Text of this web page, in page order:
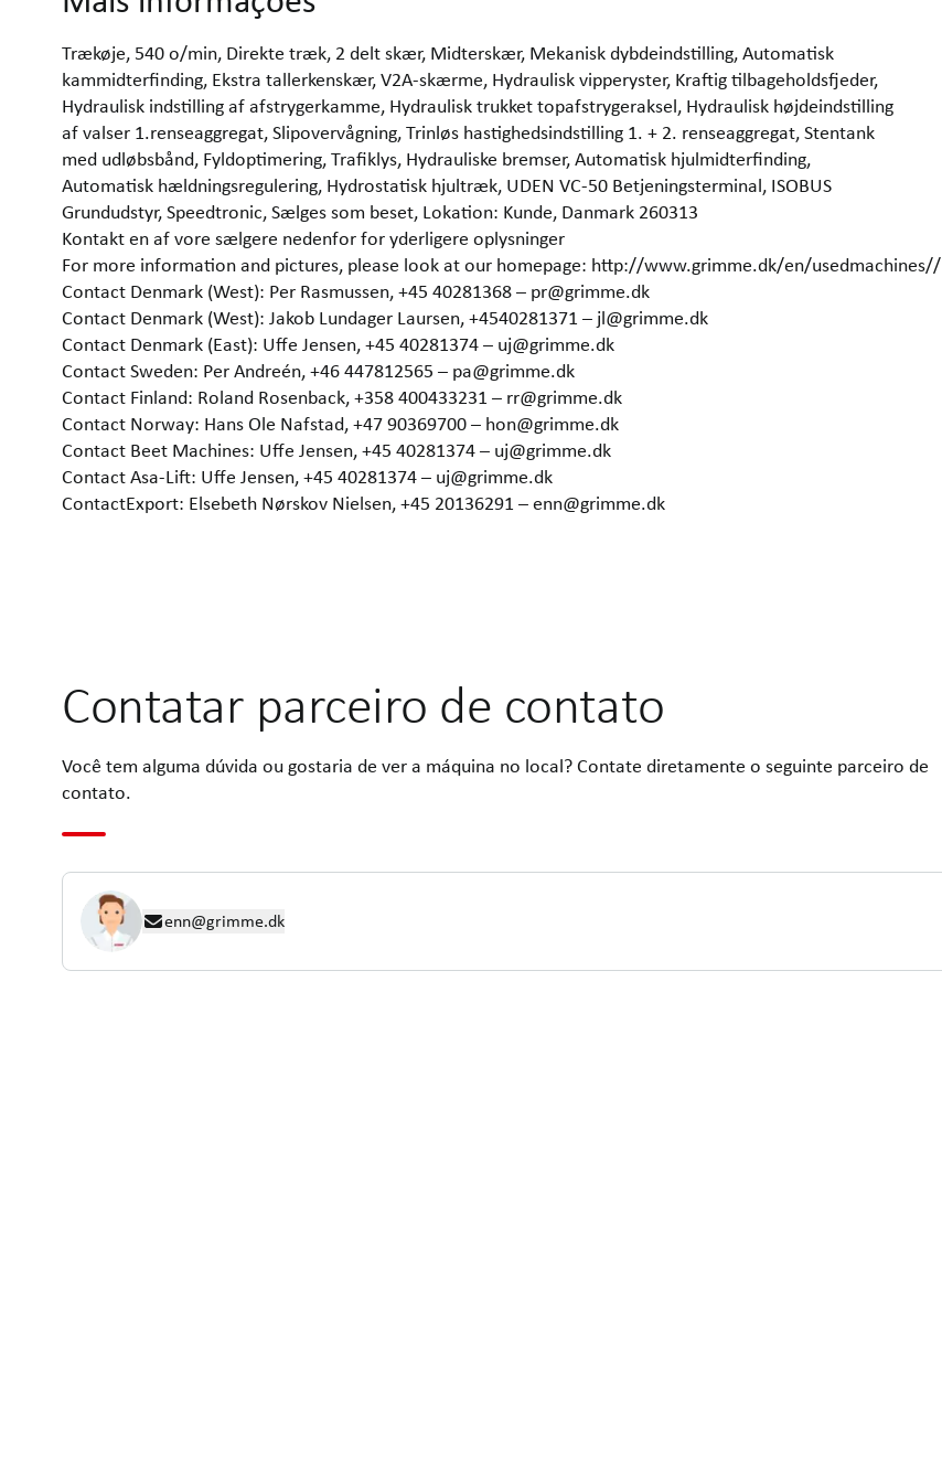
Trækøje, 540 o/min, Direkte træk, 2 delt skær, Midterskær, Mekanisk dybdeindstilling, Automatisk
kammidterfinding, Ekstra tallerkenskær, V2A-skærme, Hydraulisk vipperyster, Kraftig tilbageholdsfjeder,
Hydraulisk indstilling af afstrygerkamme, Hydraulisk trukket topafstrygeraksel, Hydraulisk højdeindstilling
af valser 1.renseaggregat, Slipovervågning, Trinløs hastighedsindstilling 1. + 2. renseaggregat, Stentank
med udløbsbånd, Fyldoptimering, Trafiklys, Hydrauliske bremser, Automatisk hjulmidterfinding,
Automatisk hældningsregulering, Hydrostatisk hjultræk, UDEN VC-50 Betjeningsterminal, ISOBUS
Grundudstyr, Speedtronic, Sælges som beset, Lokation: Kunde, Danmark 260313
Kontakt en af vore sælgere nedenfor for yderligere oplysninger
For more information and pictures, please look at our homepage: http://www.grimme.dk/en/usedmachines//
Contact Denmark (West): Per Rasmussen, +45 40281368 – pr@grimme.dk
Contact Denmark (West): Jakob Lundager Laursen, +4540281371 – jl@grimme.dk
Contact Denmark (East): Uffe Jensen, +45 40281374 – uj@grimme.dk
Contact Sweden: Per Andreén, +46 447812565 – pa@grimme.dk
Contact Finland: Roland Rosenback, +358 400433231 – rr@grimme.dk
Contact Norway: Hans Ole Nafstad, +47 90369700 – hon@grimme.dk
Contact Beet Machines: Uffe Jensen, +45 40281374 – uj@grimme.dk
Contact Asa-Lift: Uffe Jensen, +45 40281374 – uj@grimme.dk
ContactExport: Elsebeth Nørskov Nielsen, +45 20136291 – enn@grimme.dk
Contatar parceiro de contato
Você tem alguma dúvida ou gostaria de ver a máquina no local? Contate diretamente o seguinte parceiro de
contato.
enn@grimme.dk